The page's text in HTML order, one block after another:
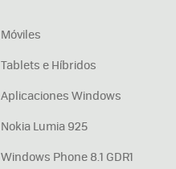
Móviles
Tablets e Híbridos
Aplicaciones Windows
Nokia Lumia 925
Windows Phone 8.1 GDR1